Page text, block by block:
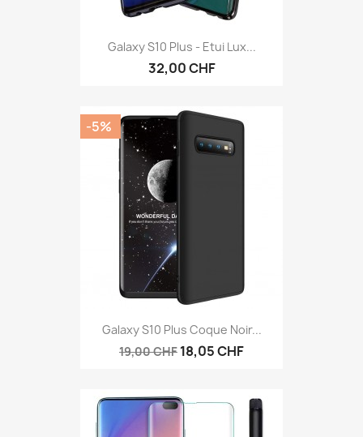
Galaxy S10 Plus - Etui Lux...
32,00 CHF
Galaxy S10 Plus Coque Noir...
19,00 CHF 18,05 CHF
-5%